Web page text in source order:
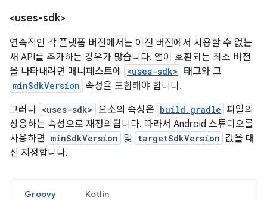
<uses-sdk>
연속적인 각 플랫폼 버전에서는 이전 버전에서 사용할 수 없는
새 API를 추가하는 경우가 많습니다. 앱이 호환되는 최소 버전
을 나타내려면 매니페스트에
<uses-sdk> 태그와 그
minSdkVersion 속성을 포함해야 합니다.
그러나 <uses-sdk> 요소의 속성은 build.gradle 파일의
상응하는 속성으로 재정의됩니다. 따라서 Android 스튜디오를
사용하면
minSdkVersion 및 targetSdkVersion 값을 대
신 지정합니다.
Groovy Kotlin